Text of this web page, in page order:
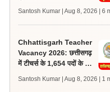
जल्द, जानें लेटेस्ट अपडेट,
पासिंग मार्क्स
Santosh Kumar | Aug 8, 2026 | 6
Chhattisgarh Teacher
Vacancy 2026: छत्तीसगढ़
में टीचर्स के 1,654 पदों के लिए
Santosh Kumar | Aug 8, 2026 | 1